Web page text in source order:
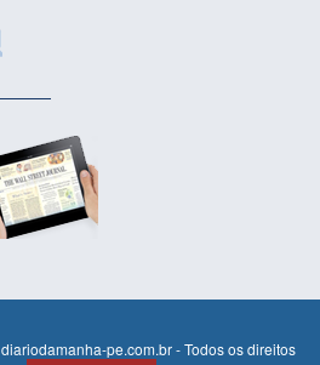
diariodamanha-pe.com.br - Todos os direitos